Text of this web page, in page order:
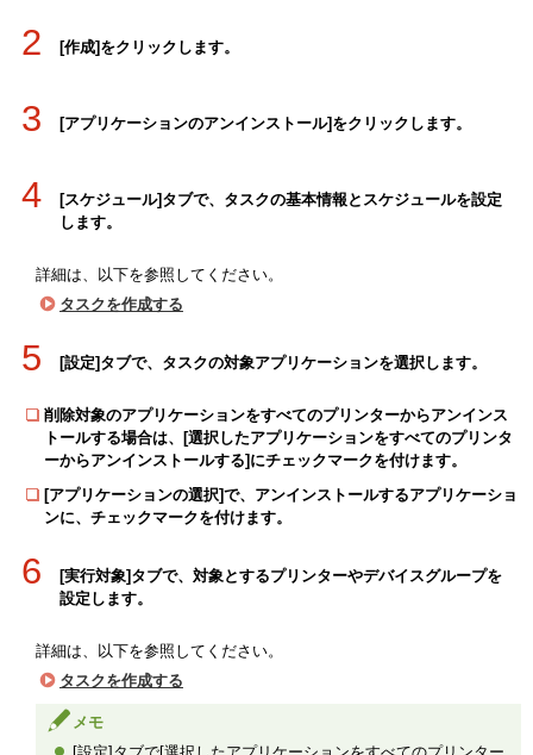
2 [作成]をクリックします。
3 [アプリケーションのアンインストール]をクリックします。
4
[スケジュール]タブで、タスクの基本情報とスケジュールを設定
します。
詳細は、以下を参照してください。
タスクを作成する
5 [設定]タブで、タスクの対象アプリケーションを選択します。
削除対象のアプリケーションをすべてのプリンターからアンインス
トールする場合は、[選択したアプリケーションをすべてのプリンタ
ーからアンインストールする]にチェックマークを付けます。
[アプリケーションの選択]で、アンインストールするアプリケーショ
ンに、チェックマークを付けます。
6
[実行対象]タブで、対象とするプリンターやデバイスグループを
設定します。
詳細は、以下を参照してください。
タスクを作成する
メモ